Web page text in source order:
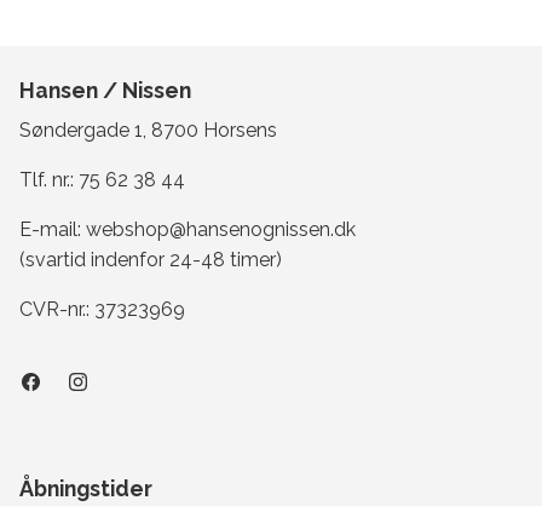
Hansen / Nissen
Søndergade 1, 8700 Horsens
Tlf. nr.: 75 62 38 44
E-mail: webshop@hansenognissen.dk
(svartid indenfor 24-48 timer)
CVR-nr.: 37323969
Åbningstider